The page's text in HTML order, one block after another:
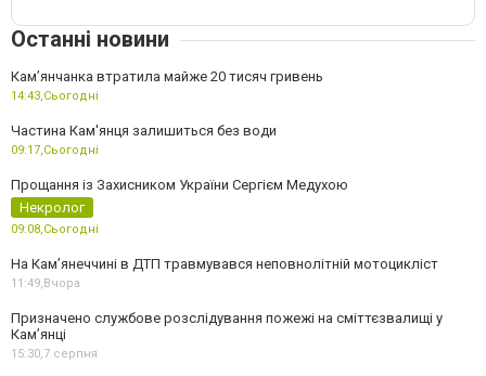
Останні новини
Камʼянчанка втратила майже 20 тисяч гривень
14:43,Сьогодні
Частина Кам'янця залишиться без води
09:17,Сьогодні
Прощання із Захисником України Сергієм Медухою
Некролог
09:08,Сьогодні
На Кам’янеччині в ДТП травмувався неповнолітній мотоцикліст
11:49,Вчора
Призначено службове розслідування пожежі на сміттєзвалищі у
Кам’янці
15:30,7 серпня